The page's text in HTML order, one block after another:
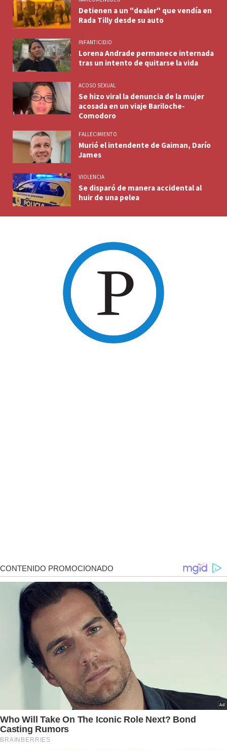
Detienen a un "dealer" que vendía en
Rada Tilly desde su auto
INFANTICIDIO
Lorena Andrade permanece internada
tras un intento de quitarse la vida
ACOSO SEXUAL
Se hizo viral la denuncia de la mujer
acosada en un viaje Bariloche-
Comodoro
FALLECIMIENTO
Murió el intendente de Gaiman, Darío
James
VIOLENCIA
Se disparó de manera accidental al
huir de una pelea